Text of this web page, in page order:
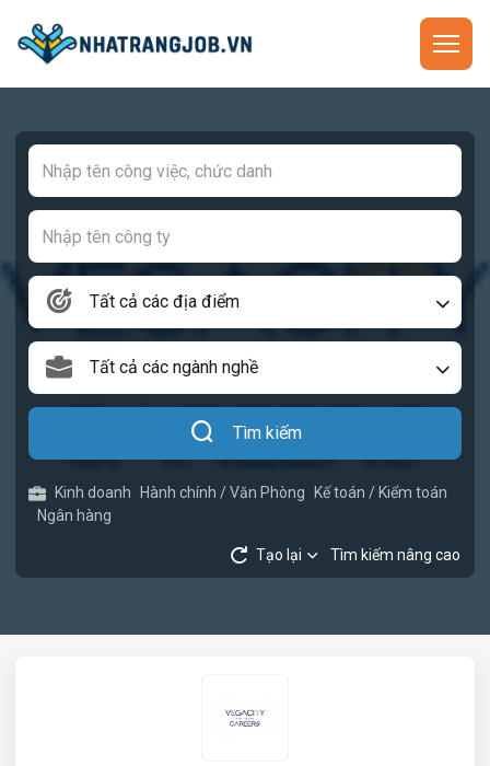
Tất cả các địa điểm
Tất cả các ngành nghề
Tìm kiếm
Kinh doanh Hành chính / Văn Phòng
Kế toán / Kiểm toán
Ngân hàng
Tạo lại Tìm kiếm nâng cao